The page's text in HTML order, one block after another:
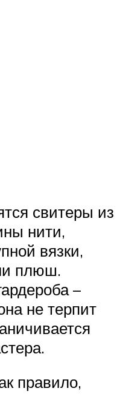
свитеры из
нити,
вязки,
плюш.
–
не терпит
правило,